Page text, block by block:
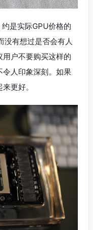
是实际GPU价格的
没有想过是否会有人
户不要购买这样的
人印象深刻。如果
更好。